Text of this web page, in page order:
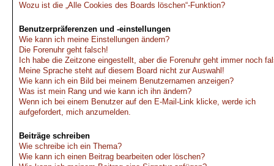
Wozu ist die „Alle Cookies des Boards löschen“-Funktion?
Benutzerpräferenzen und -einstellungen
Wie kann ich meine Einstellungen ändern?
Die Forenuhr geht falsch!
Ich habe die Zeitzone eingestellt, aber die Forenuhr geht immer noch
Meine Sprache steht auf diesem Board nicht zur Auswahl!
Wie kann ich ein Bild bei meinem Benutzernamen anzeigen?
Was ist mein Rang und wie kann ich ihn ändern?
Wenn ich bei einem Benutzer auf den E-Mail-Link klicke, werde ich
aufgefordert, mich anzumelden.
Beiträge schreiben
Wie schreibe ich ein Thema?
Wie kann ich einen Beitrag bearbeiten oder löschen?